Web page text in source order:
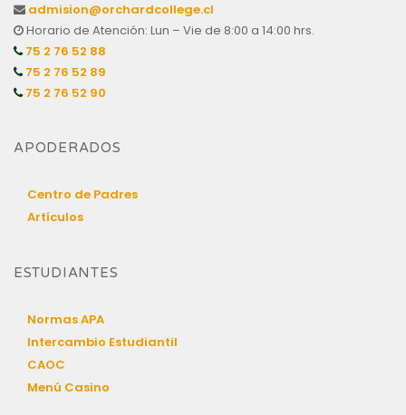
admision@orchardcollege.cl
Horario de Atención: Lun – Vie de 8:00 a 14:00 hrs.
75 2 76 52 88
75 2 76 52 89
75 2 76 52 90
APODERADOS
Centro de Padres
Artículos
ESTUDIANTES
Normas APA
Intercambio Estudiantil
CAOC
Menú Casino